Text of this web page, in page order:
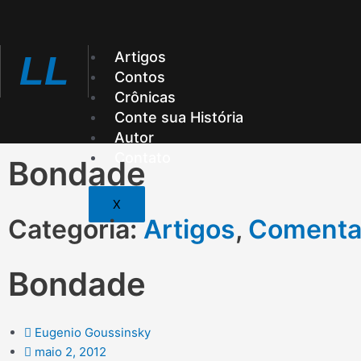
o
conteúdo
LL
Artigos
Contos
Crônicas
Conte sua História
Autor
Contato
X
Bondade
Categoria:Artigos,
Bondade
Eugenio Goussinsky
maio 2, 2012